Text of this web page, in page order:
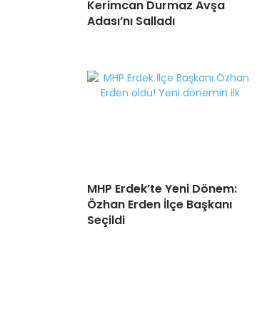
Kerimcan Durmaz Avşa
Adası’nı Salladı
MHP Erdek’te Yeni Dönem:
Özhan Erden İlçe Başkanı
Seçildi